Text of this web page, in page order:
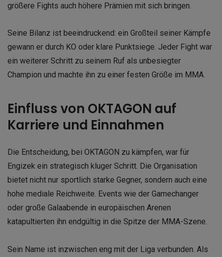
größere Fights auch höhere Prämien mit sich bringen.
Seine Bilanz ist beeindruckend: ein Großteil seiner Kämpfe
gewann er durch KO oder klare Punktsiege. Jeder Fight war
ein weiterer Schritt zu seinem Ruf als unbesiegter
Champion und machte ihn zu einer festen Größe im MMA.
Einfluss von OKTAGON auf
Karriere und Einnahmen
Die Entscheidung, bei OKTAGON zu kämpfen, war für
Engizek ein strategisch kluger Schritt. Die Organisation
bietet nicht nur sportlich starke Gegner, sondern auch eine
hohe mediale Reichweite. Events wie der Gamechanger
oder große Galaabende in europäischen Arenen
katapultierten ihn endgültig in die Spitze der MMA-Szene.
Sein Name ist inzwischen eng mit der Liga verbunden. Als